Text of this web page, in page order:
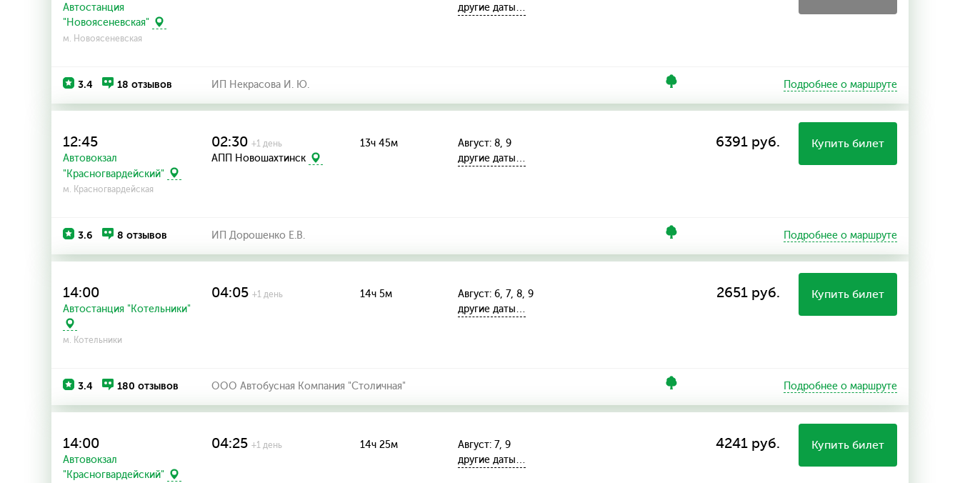
Автостанция
"Новоясеневская"
м. Новоясеневская
другие даты…
3.4 18 отзывов ИП Некрасова И. Ю. Подробнее о маршруте
12:45
Автовокзал
"Красногвардейский"
м. Красногвардейская
02:30 +1 день
АПП Новошахтинск
13ч 45м
Август: 8, 9
другие даты…
6391 руб. Купить билет
3.6 8 отзывов ИП Дорошенко Е.В. Подробнее о маршруте
14:00
Автостанция "Котельники"
м. Котельники
04:05 +1 день 14ч 5м
Август: 6, 7, 8, 9
другие даты…
2651 руб. Купить билет
3.4 180 отзывов ООО Автобусная Компания "Столичная" Подробнее о маршруте
14:00
Автовокзал
"Красногвардейский"
04:25 +1 день 14ч 25м
Август: 7, 9
другие даты…
4241 руб. Купить билет